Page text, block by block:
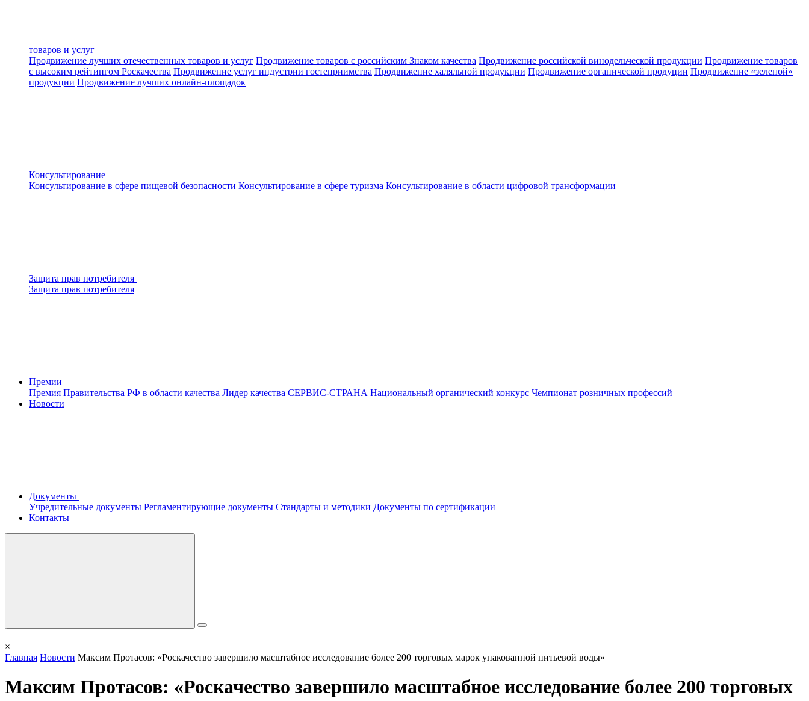
товаров и услуг
Продвижение лучших отечественных товаров и услуг Продвижение товаров с российским Знаком качества Продвижение российской винодельческой продукции Продвижение товаров
с высоким рейтингом Роскачества Продвижение услуг индустрии гостеприимства Продвижение халяльной продукции Продвижение органической продуции Продвижение «зеленой»
продукции Продвижение лучших онлайн-площадок
Консультирование
Консультирование в сфере пищевой безопасности Консультирование в сфере туризма Консультирование в области цифровой трансформации
Защита прав потребителя
Защита прав потребителя
Премии
Премия Правительства РФ в области качества Лидер качества СЕРВИС-СТРАНА Национальный органический конкурс Чемпионат розничных профессий
Новости
Документы
Учредительные документы Регламентирующие документы Стандарты и методики Документы по сертификации
Контакты
×
Главная Новости Максим Протасов: «Роскачество завершило масштабное исследование более 200 торговых марок упакованной питьевой воды»
Максим Протасов: «Роскачество завершило масштабное исследование более 200 торговых